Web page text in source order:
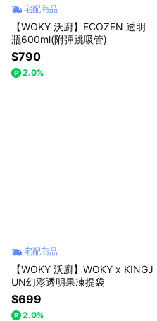
宅配商品
【WOKY 沃廚】ECOZEN 透明
瓶600ml(附彈跳吸管)
$790
2.0%
宅配商品
【WOKY 沃廚】WOKY x KINGJ
UN幻彩透明果凍提袋
$699
2.0%